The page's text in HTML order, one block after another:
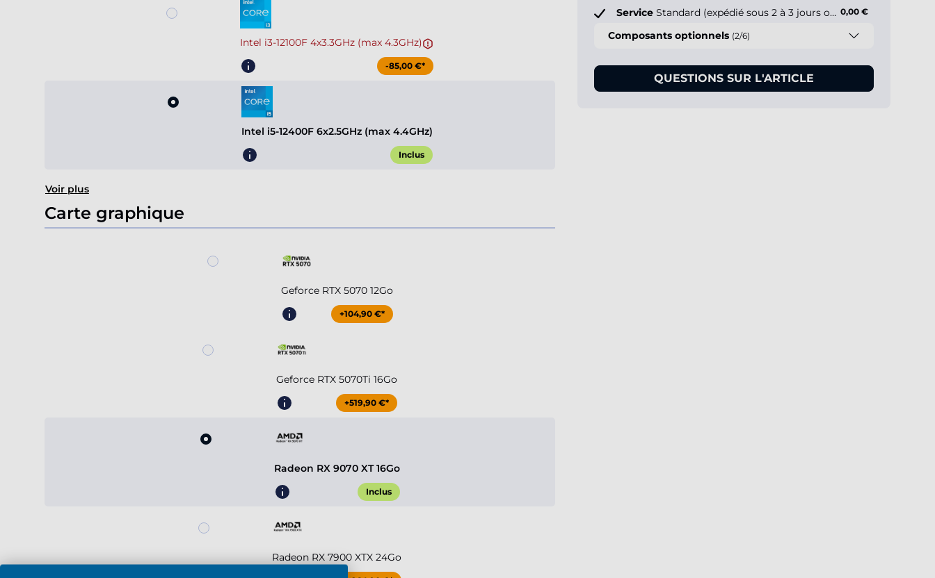
Intel i3-12100F 4x3.3GHz (max 4.3GHz)
-85,00 €*
Intel i5-12400F 6x2.5GHz (max 4.4GHz)
Inclus
Voir plus
Carte graphique
Geforce RTX 5070 12Go
+104,90 €*
Geforce RTX 5070Ti 16Go
+519,90 €*
Radeon RX 9070 XT 16Go
Inclus
Radeon RX 7900 XTX 24Go
Service Standard (expédié sous 2 à 3 jours ouvrés) 0,00 €
Composants optionnels (2/6)
QUESTIONS SUR L'ARTICLE